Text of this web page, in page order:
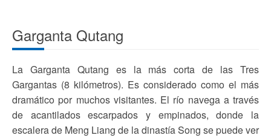
Garganta Qutang
La Garganta Qutang es la más corta de las Tres
Gargantas (8 kilómetros). Es considerado como el más
dramático por muchos visitantes. El río navega a través
de acantilados escarpados y empinados, donde la
escalera de Meng Liang de la dinastía Song se puede ver